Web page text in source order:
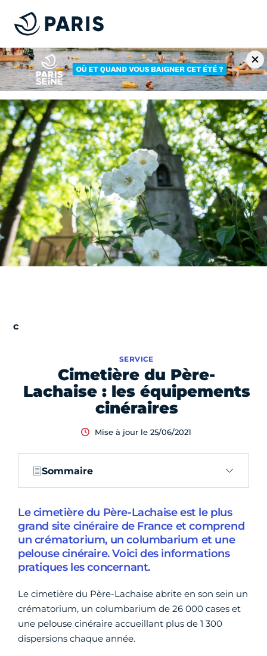
Cimetière du Père-
Lachaise : les équipements
cinéraires
SERVICE
Mise à jour le 25/06/2021
Sommaire
Le cimetière du Père-Lachaise est le plus
grand site cinéraire de France et comprend
un crématorium, un columbarium et une
pelouse cinéraire. Voici des informations
pratiques les concernant.
Le cimetière du Père-Lachaise abrite en son sein un
crématorium, un columbarium de 26 000 cases et
une pelouse cinéraire accueillant plus de 1 300
dispersions chaque année.